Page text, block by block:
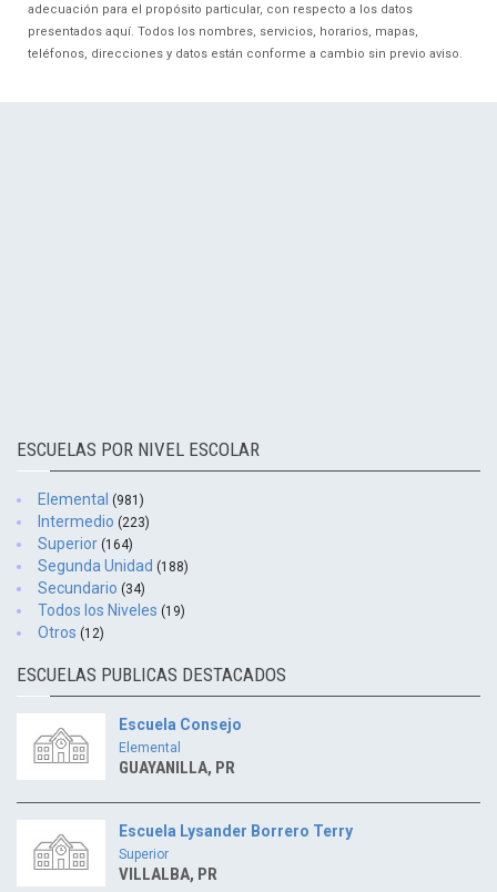
adecuación para el propósito particular, con respecto a los datos
presentados aquí. Todos los nombres, servicios, horarios, mapas,
teléfonos, direcciones y datos están conforme a cambio sin previo aviso.
ESCUELAS POR NIVEL ESCOLAR
Elemental (981)
Intermedio (223)
Superior (164)
Segunda Unidad (188)
Secundario (34)
Todos los Niveles (19)
Otros (12)
ESCUELAS PUBLICAS DESTACADOS
Escuela Consejo
Elemental
GUAYANILLA, PR
Escuela Lysander Borrero Terry
Superior
VILLALBA, PR